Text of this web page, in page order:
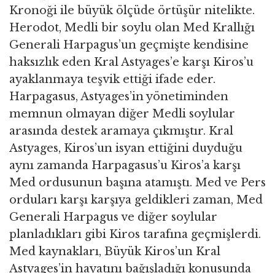
Kronoği ile büyük ölçüde örtüşür nitelikte.
Herodot, Medli bir soylu olan Med Krallığı
Generali Harpagus’un geçmişte kendisine
haksızlık eden Kral Astyages’e karşı Kiros’u
ayaklanmaya teşvik ettiği ifade eder.
Harpagasus, Astyages’in yönetiminden
memnun olmayan diğer Medli soylular
arasında destek aramaya çıkmıştır. Kral
Astyages, Kiros’un isyan ettiğini duyduğu
aynı zamanda Harpagasus’u Kiros’a karşı
Med ordusunun başına atamıştı. Med ve Pers
orduları karşı karşıya geldikleri zaman, Med
Generali Harpagus ve diğer soylular
planladıkları gibi Kiros tarafına geçmişlerdi.
Med kaynakları, Büyük Kiros’un Kral
Astyages’in hayatını bağışladığı konusunda